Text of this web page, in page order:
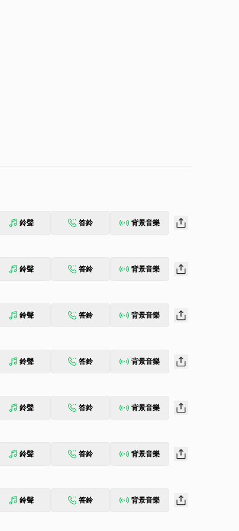
鈴聲 答鈴 背景音樂
鈴聲 答鈴 背景音樂
鈴聲 答鈴 背景音樂
鈴聲 答鈴 背景音樂
鈴聲 答鈴 背景音樂
鈴聲 答鈴 背景音樂
鈴聲 答鈴 背景音樂